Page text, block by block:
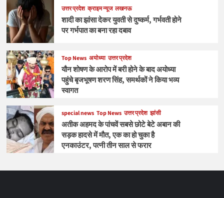
उत्तर प्रदेश क्राइम न्यूज लखनऊ
शादी का झांसा देकर युवती से दुष्कर्म, गर्भवती होने
पर गर्भपात का बना रहा दबाव
Top News अयोध्या उत्तर प्रदेश
यौन शोषण के आरोप में बरी होने के बाद अयोध्या
पहुंचे बृजभूषण शरण सिंह, समर्थकों ने किया भव्य
स्वागत
special news Top News उत्तर प्रदेश झांसी
अतीक अहमद के पांचवें सबसे छोटे बेटे अबान की
सड़क हादसे में मौत, एक का हो चुका है
एनकाउंटर, पत्नी तीन साल से फरार